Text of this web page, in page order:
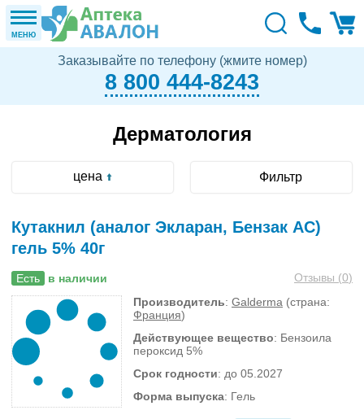
МЕНЮ
Заказывайте по телефону (жмите номер)
8 800 444-8243
Дерматология
цена Фильтр
Кутакнил (аналог Экларан, Бензак АС)
гель 5% 40г
Есть в наличии Отзывы (0)
Производитель: Galderma (страна:
Франция)
Действующее вещество: Бензоила
пероксид 5%
Срок годности: до 05.2027
Форма выпуска: Гель